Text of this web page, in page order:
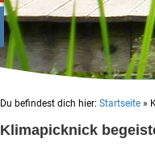
Du befindest dich hier: Startseite »
Klimapicknick